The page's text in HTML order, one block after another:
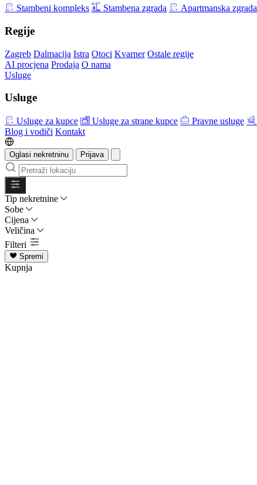
Stambeni kompleks Stambena zgrada Apartmanska zgrada
Regije
Zagreb Dalmacija Istra Otoci Kvarner Ostale regije
AI procjena Prodaja O nama
Usluge
Usluge
Usluge za kupce Usluge za strane kupce Pravne usluge
Blog i vodiči Kontakt
Oglasi nekretninu Prijava
Tip nekretnine
Sobe
Cijena
Veličina
Filteri
Spremi
Kupnja